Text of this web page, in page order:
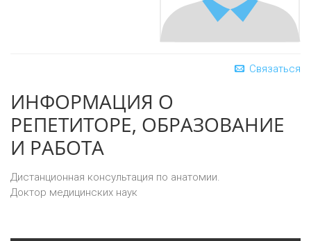
Связаться
ИНФОРМАЦИЯ О
РЕПЕТИТОРЕ, ОБРАЗОВАНИЕ
И РАБОТА
Дистанционная консультация по анатомии.
Доктор медицинских наук